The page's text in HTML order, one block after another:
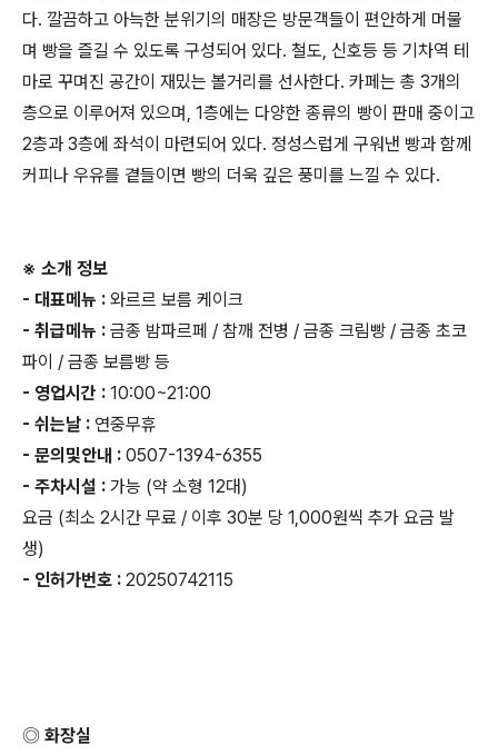
다. 깔끔하고 아늑한 분위기의 매장은 방문객들이 편안하게 머물
며 빵을 즐길 수 있도록 구성되어 있다. 철도, 신호등 등 기차역 테
마로 꾸며진 공간이 재밌는 볼거리를 선사한다. 카페는 총 3개의
층으로 이루어져 있으며, 1층에는 다양한 종류의 빵이 판매 중이고
2층과 3층에 좌석이 마련되어 있다. 정성스럽게 구워낸 빵과 함께
커피나 우유를 곁들이면 빵의 더욱 깊은 풍미를 느낄 수 있다.
※ 소개 정보
- 대표메뉴 : 와르르 보름 케이크
- 취급메뉴 : 금종 밤파르페 / 참깨 전병 / 금종 크림빵 / 금종 초코
파이 / 금종 보름빵 등
- 영업시간 : 10:00~21:00
- 쉬는날 : 연중무휴
- 문의및안내 : 0507-1394-6355
- 주차시설 : 가능 (약 소형 12대)
요금 (최소 2시간 무료 / 이후 30분 당 1,000원씩 추가 요금 발
생)
- 인허가번호 : 20250742115
◎ 화장실